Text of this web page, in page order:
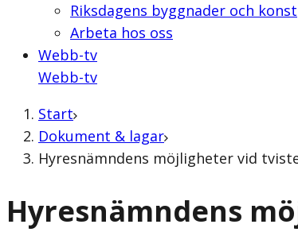
Riksdagens byggnader och konst
Arbeta hos oss
Webb-tv
Webb-tv
Start
Dokument & lagar
Hyresnämndens möjligheter vid
Hyresnämndens